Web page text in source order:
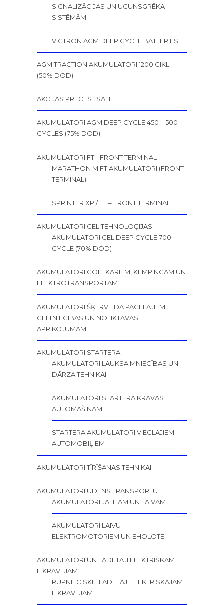
SIGNALIZĀCIJAS UN UGUNSGRĒKA
SISTĒMĀM
VICTRON AGM DEEP CYCLE BATTERIES
AGM TRACTION AKUMULATORI 1200 CIKLI
(50% DOD)
AKCIJAS PRECES ! SALE !
AKUMULATORI AGM DEEP CYCLE 450 – 500
CYCLES (75% DOD)
AKUMULATORI FT - FRONT TERMINAL
MARATHON M FT AKUMULATORI (FRONT
TERMINAL)
SPRINTER XP / FT – FRONT TERMINAL
AKUMULATORI GEL TEHNOLOĢIJAS
AKUMULATORI GEL DEEP CYCLE 700
CYCLE (70% DOD)
AKUMULATORI GOLFKĀRIEM, KEMPINGAM UN
ELEKTROTRANSPORTAM
AKUMULATORI ŠĶĒRVEIDA PACĒLĀJIEM,
CELTNIECĪBAS UN NOLIKTAVAS
APRĪKOJUMAM
AKUMULATORI STARTERA
AKUMULATORI LAUKSAIMNIECĪBAS UN
DĀRZA TEHNIKAI
AKUMULATORI STARTERA KRAVAS
AUTOMAŠĪNĀM
STARTERA AKUMULATORI VIEGLAJIEM
AUTOMOBIĻIEM
AKUMULATORI TĪRĪŠANAS TEHNIKAI
AKUMULATORI ŪDENS TRANSPORTU
AKUMULATORI JAHTĀM UN LAIVĀM
AKUMULATORI LAIVU
ELEKTROMOTORIEM UN EHOLOTEI
AKUMULATORI UN LĀDĒTĀJI ELEKTRISKĀM
IEKRĀVĒJAM
RŪPNIECISKIE LĀDĒTĀJI ELEKTRISKAJAM
IEKRĀVĒJAM